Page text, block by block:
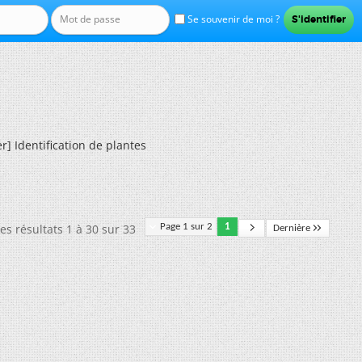
Se souvenir de moi ?
Identification de plantes
Page 1 sur 2 1 Dernière
résultats 1 à 30 sur 33